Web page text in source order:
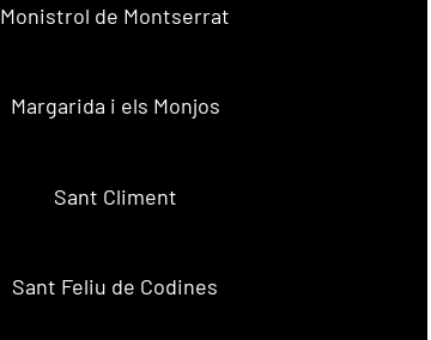
Monistrol de Montserrat
Margarida i els Monjos
Sant Climent
Sant Feliu de Codines